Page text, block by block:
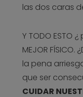
las dos caras
Y TODO ESTO
MEJOR
la pena
que ser
CUIDAR